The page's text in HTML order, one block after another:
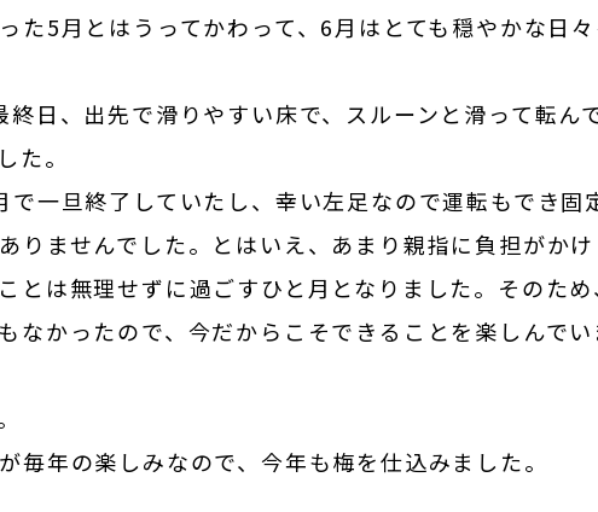
た5月とはうってかわって、6月はとても穏やかな日
終日、出先で滑りやすい床で、スルーンと滑って転ん
た。
で一旦終了していたし、幸い左足なので運転もでき固
りませんでした。とはいえ、あまり親指に負担がか
とは無理せずに過ごすひと月となりました。そのた
なかったので、今だからこそできることを楽しんで
毎年の楽しみなので、今年も梅を仕込みました。